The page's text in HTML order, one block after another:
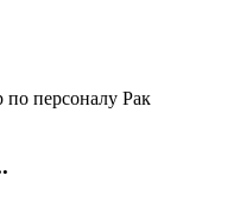
персоналу Рак